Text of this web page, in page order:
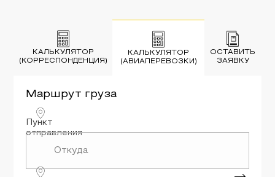
КАЛЬКУЛЯТОР
(КОРРЕСПОНДЕНЦИЯ)
КАЛЬКУЛЯТОР
(АВИАПЕРЕВОЗКИ)
ОСТАВИТЬ
ЗАЯВКУ
Маршрут груза
Пункт
отправления